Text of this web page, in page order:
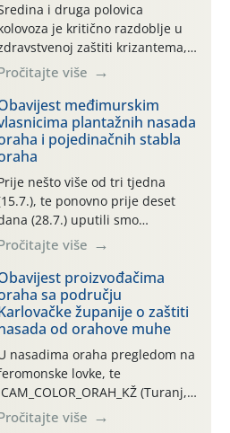
i druga polovica
je kritično razdoblje u
zaštiti krizantema,
prije zamračivanja u proteklom
smo mjesecu tri puta upućivali
o preventivnim
zaštite krizantema od
uzročnika bolesti,
i fito-fagnih grinja (23.7.,
06.7.)! Na početku ovog
je zabilježeno je
i ekstremno vruće
razdoblje, uz
temperature […]
više
međimurskim
plantažnih nasada
i pojedinačnih stabla
nešto više od tri tjedna
te ponovno prije deset
(28.7.) uputili smo
vlasnicima plantažnih
nasada oraha i pojedinačnih
o početku leta i
potrebi usmjerenog
orahove muhe
completa)! Već
dana traje drugi
“toplinski udar”, koji
naročito izražen zadnja šest
(31.7.-05.8.), jer najviše
zraka svakodnevno
više
proizvođačima
sa području
županije o zaštiti
od orahove muhe
nasadima oraha pregledom na
lovke, te
CAM_COLOR_ORAH_KŽ (Turanj,
zabilježena je mala
više